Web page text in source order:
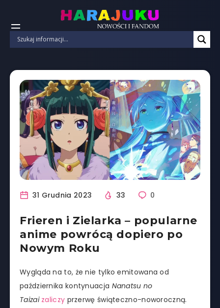
31 Grudnia 2023 33 0
Frieren i Zielarka – popularne
anime powrócą dopiero po
Nowym Roku
Wygląda na to, że nie tylko emitowana od
października kontynuacja Nanatsu no
Taizai zaliczy przerwę świąteczno-noworoczną.